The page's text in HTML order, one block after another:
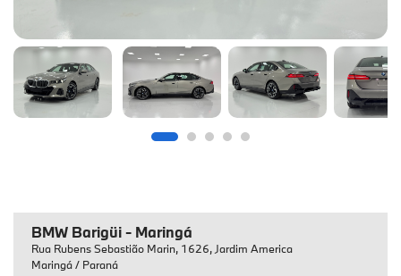
BMW Barigüi - Maringá
Rua Rubens Sebastião Marin, 1626, Jardim America
Maringá / Paraná